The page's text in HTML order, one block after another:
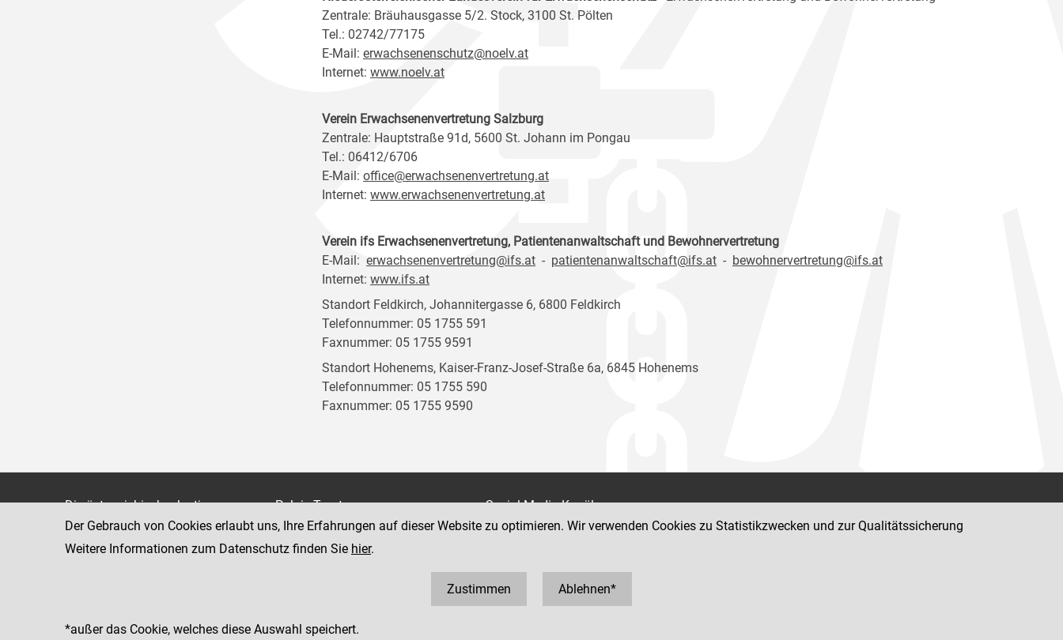
Zentrale: Bräuhausgasse 5/2. Stock, 3100 St. Pölten
Tel.: 02742/77175
E-Mail: erwachsenenschutz@noelv.at
Internet: www.noelv.at
Verein Erwachsenenvertretung Salzburg
Zentrale: Hauptstraße 91d, 5600 St. Johann im Pongau
Tel.: 06412/6706
E-Mail: office@erwachsenenvertretung.at
Internet: www.erwachsenenvertretung.at
Verein ifs Erwachsenenvertretung, Patientenanwaltschaft und Bewohnervertretung
E-Mail: erwachsenenvertretung@ifs.at - patientenanwaltschaft@ifs.at - bewohnervertretung@ifs.at
Internet: www.ifs.at
Standort Feldkirch, Johannitergasse 6, 6800 Feldkirch
Telefonnummer: 05 1755 591
Faxnummer: 05 1755 9591
Standort Hohenems, Kaiser-Franz-Josef-Straße 6a, 6845 Hohenems
Telefonnummer: 05 1755 590
Faxnummer: 05 1755 9590
Die österreichische Justiz
Bundesministerium für Justiz
justiz.gv.at
Palais Trautson
Museumstraße 7
1070 Wien
Social Media Kanäle
der Justiz und des BMJ
Der Gebrauch von Cookies erlaubt uns, Ihre Erfahrungen auf dieser Website zu optimieren. Wir verwenden Cookies zu Statistikzwecken und zur Qualitätssicherung
Weitere Informationen zum Datenschutz finden Sie hier.
Zustimmen Ablehnen*
*außer das Cookie, welches diese Auswahl speichert.